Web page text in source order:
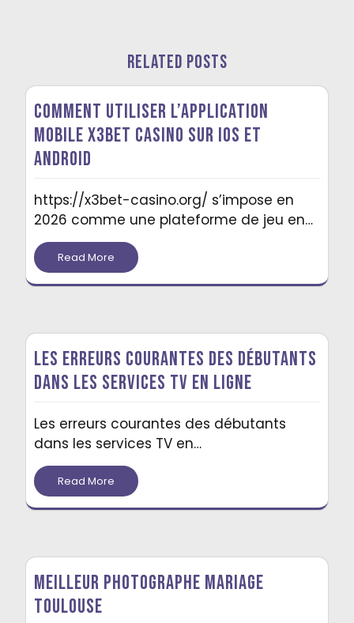
Related Posts
Comment utiliser l’application
mobile X3BET Casino sur iOS et
Android
https://x3bet-casino.org/ s’impose en
2026 comme une plateforme de jeu en…
Read More
Les erreurs courantes des débutants
dans les services TV en ligne
Les erreurs courantes des débutants
dans les services TV en…
Read More
Meilleur photographe mariage
Toulouse